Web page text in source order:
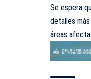
Se espera
detalles
áreas